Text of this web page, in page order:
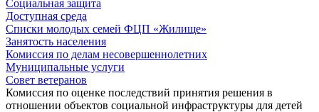
Социальная защита
Доступная среда
Списки молодых семей ФЦП «Жилище»
Занятость населения
Комиссия по делам несовершеннолетних
Муниципальные услуги
Совет ветеранов
Комиссия по оценке последствий принятия решения в
отношении объектов социальной инфраструктуры для детей